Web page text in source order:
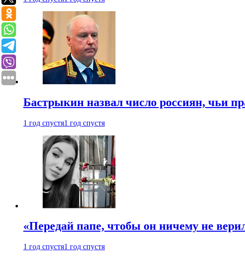
Бастрыкин назвал число россиян, чьи
1 год спустя1 год спустя
«Передай папе, чтобы он ничему не
1 год спустя1 год спустя